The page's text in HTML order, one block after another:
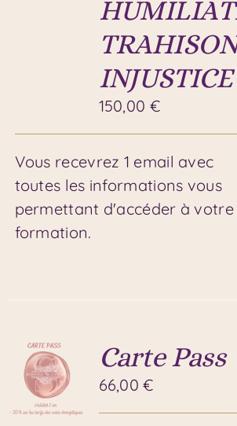
INJUSTICE
150,00 €
Vous recevrez 1 email avec
toutes les informations vous
permettant d'accéder à votre
formation.
Carte Pass
66,00€